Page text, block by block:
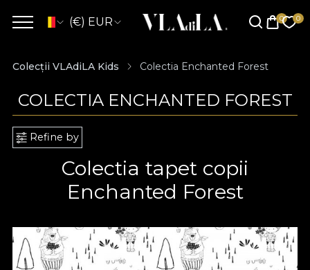
(€) EUR
Colecții VLAdiLA Kids Colectia Enchanted Forest
COLECTIA ENCHANTED FOREST
Refine by
Colectia tapet copii
Enchanted Forest